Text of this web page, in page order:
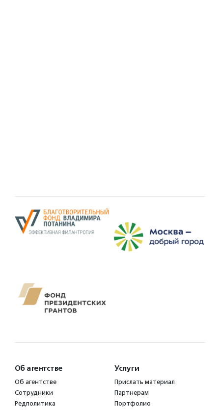
Об агентстве
Об агентстве
Сотрудники
Редполитика
Услуги
Прислать материал
Партнерам
Портфолио